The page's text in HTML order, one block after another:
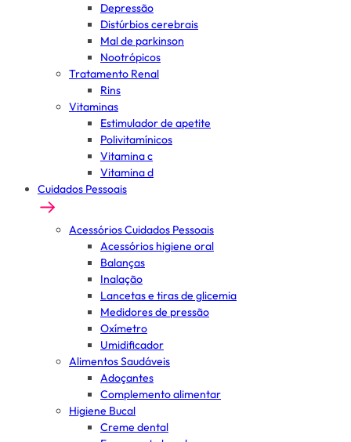
Depressão
Distúrbios cerebrais
Mal de parkinson
Nootrópicos
Tratamento Renal
Rins
Vitaminas
Estimulador de apetite
Polivitamínicos
Vitamina c
Vitamina d
Cuidados Pessoais
Acessórios Cuidados Pessoais
Acessórios higiene oral
Balanças
Inalação
Lancetas e tiras de glicemia
Medidores de pressão
Oxímetro
Umidificador
Alimentos Saudáveis
Adoçantes
Complemento alimentar
Higiene Bucal
Creme dental